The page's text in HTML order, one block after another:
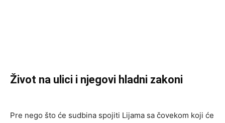
Život na ulici i njegovi hladni zakoni
Pre nego što će sudbina spojiti Lijama sa čovekom koji će